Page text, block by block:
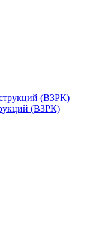
(ВЗРК)